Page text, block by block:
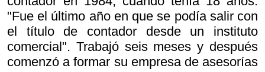
"Fue el último año en que se podía salir con
el título de contador desde un instituto
comercial". Trabajó seis meses y después
comenzó a formar su empresa de asesorías